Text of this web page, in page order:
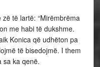
të lartë: “Mirëmbrëma
me habi të dukshme.
Konica që udhëton pa
të bisedojmë. I them
sa ka qenë.